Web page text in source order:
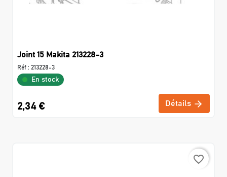
Joint 15 Makita 213228-3
Réf : 213228-3
En stock
2,34 € Détails
favorite_border